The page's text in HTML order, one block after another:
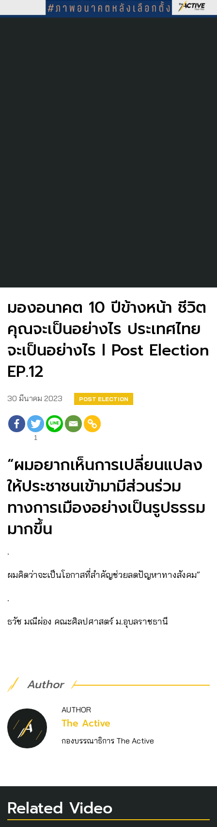
มองอนาคต 10 ปีข้างหน้า ชีวิต
คุณจะเป็นอย่างไร ประเทศไทย
จะเป็นอย่างไร l Post Election
EP.12
30 มีนาคม 2023 POST ELECTION
1
“ผมอยากเห็นการเปลี่ยนแปลง
ให้ประชาชนเข้ามามีส่วนร่วม
ทางการเมืองอย่างเป็นรูปธรรม
มากขึ้น
.
ผมคิดว่าจะเป็นโอกาสที่สำคัญช่วยลดปัญหาทางสังคม”
.
ธวัช มณีผ่อง คณะศิลปศาสตร์ ม.อุบลราชธานี
Author
AUTHOR
The Active
กองบรรณาธิการ The Active
Related Video